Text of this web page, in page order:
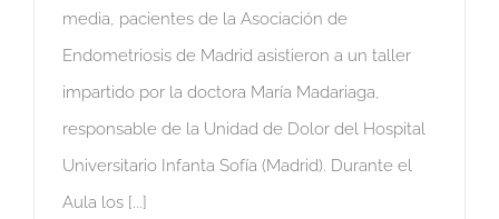
media, pacientes de la Asociación de
Endometriosis de Madrid asistieron a un taller
impartido por la doctora María Madariaga,
responsable de la Unidad de Dolor del Hospital
Universitario Infanta Sofía (Madrid). Durante el
Aula los [...]